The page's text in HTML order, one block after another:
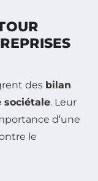
des bilan
sociétale. Leur
d’une
le